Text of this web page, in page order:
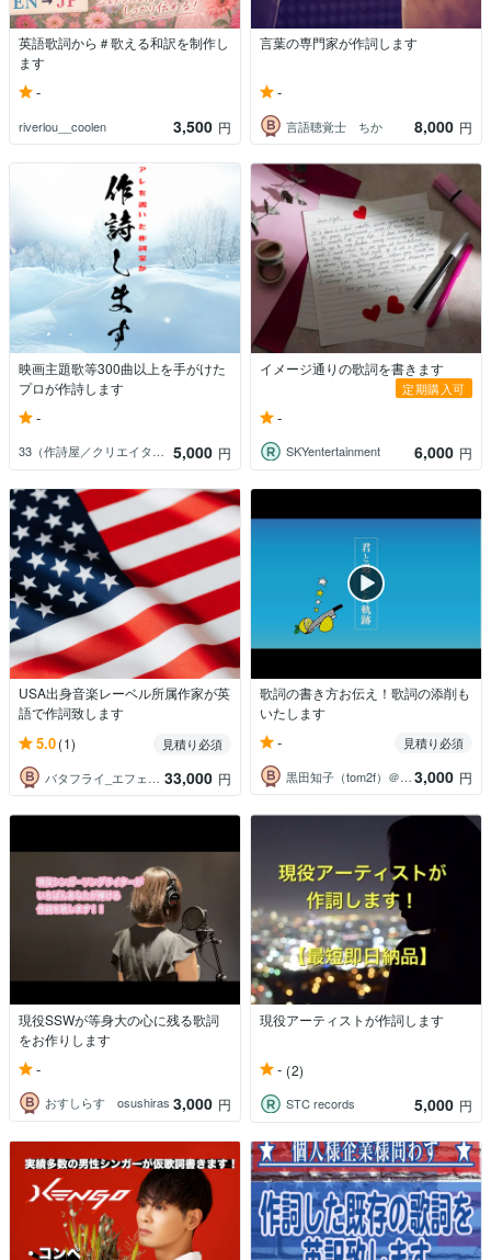
英語歌詞から＃歌える和訳を制作し
ます
-
riverlou__coolen 3,500 円
言葉の専門家が作詞します
-
言語聴覚士 ちか 8,000 円
映画主題歌等300曲以上を手がけた
プロが作詩します
-
33（作詩屋／クリエイター） 5,000 円
イメージ通りの歌詞を書きます
定期購入可
-
SKYentertainment 6,000 円
USA出身音楽レーベル所属作家が英
語で作詞致します
5.0(1)
見積り必須
バタフライ_エフェクト 33,000 円
歌詞の書き方お伝え！歌詞の添削も
いたします
-
見積り必須
黒田知子（tom2f）＠ライター、音楽家 3,000 円
現役SSWが等身大の心に残る歌詞
をお作りします
-
おすしらす osushiras 3,000 円
現役アーティストが作詞します
- (2)
STC records 5,000 円